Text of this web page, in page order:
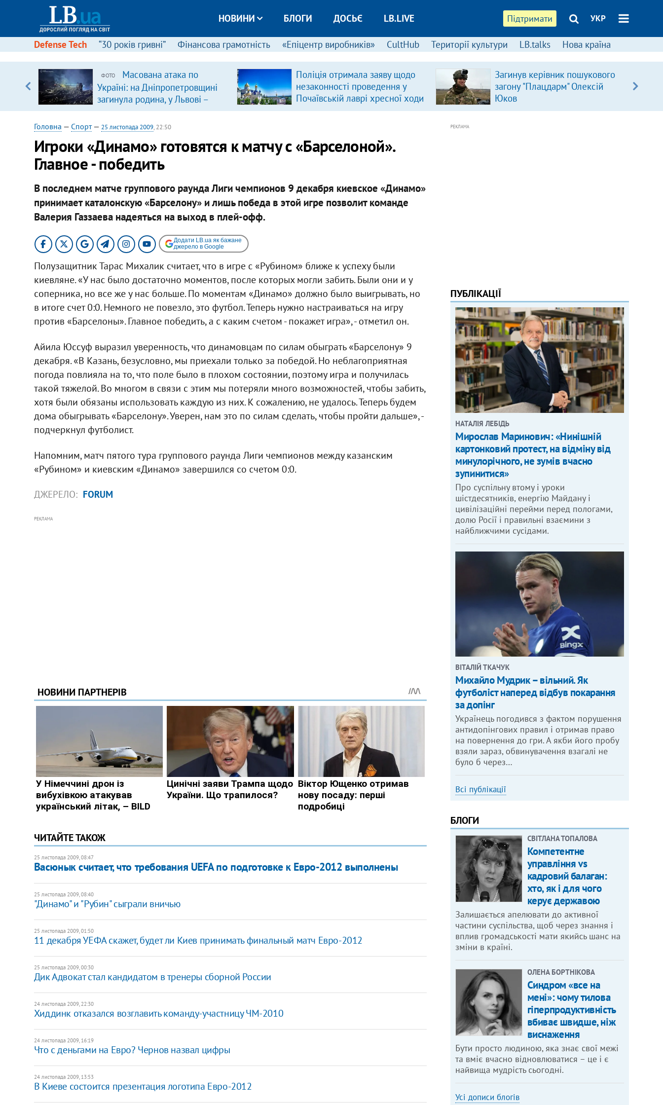
Підтримати УКР
НОВИНИ БЛОГИ ДОСЬЄ LB.LIVE
Defense Tech “30 років гривні” Фінансова грамотність «Епіцентр виробників» CultHub Території культури LB.talks Нова країна
ФОТО
Масована атака по
Україні: на Дніпропетровщині
загинула родина, у Львові –
удар по багатоповерхівках
(доповнюється)
Поліція отримала заяву щодо
незаконності проведення у
Почаївській лаврі хресної ходи
Загинув керівник пошукового
загону "Плацдарм" Олексій
Юков
Головна — Спорт— 25 листопада 2009, 22:50
Игроки «Динамо» готовятся к матчу с «Барселоной».
Главное - победить
В последнем матче группового раунда Лиги чемпионов 9 декабря киевское «Динамо»
принимает каталонскую «Барселону» и лишь победа в этой игре позволит команде
Валерия Газзаева надеяться на выход в плей-офф.
Додати LB.ua як бажане
джерело в Google
Полузащитник Тарас Михалик считает, что в игре с «Рубином» ближе к успеху были
киевляне. «У нас было достаточно моментов, после которых могли забить. Были они и у
соперника, но все же у нас больше. По моментам «Динамо» должно было выигрывать, но
в итоге счет 0:0. Немного не повезло, это футбол. Теперь нужно настраиваться на игру
против «Барселоны». Главное победить, а с каким счетом - покажет игра», - отметил он.
Айила Юссуф выразил уверенность, что динамовцам по силам обыграть «Барселону» 9
декабря. «В Казань, безусловно, мы приехали только за победой. Но неблагоприятная
погода повлияла на то, что поле было в плохом состоянии, поэтому игра и получилась
такой тяжелой. Во многом в связи с этим мы потеряли много возможностей, чтобы забить,
хотя были обязаны использовать каждую из них. К сожалению, не удалось. Теперь будем
дома обыгрывать «Барселону». Уверен, нам это по силам сделать, чтобы пройти дальше», -
подчеркнул футболист.
Напомним, матч пятого тура группового раунда Лиги чемпионов между казанским
«Рубином» и киевским «Динамо» завершился со счетом 0:0.
ДЖЕРЕЛО: FORUM
РЕКЛАМА
ЧИТАЙТЕ ТАКОЖ
25 листопада 2009, 08:47
Васюнык считает, что требования UEFA по подготовке к Евро-2012 выполнены
25 листопада 2009, 08:40
"Динамо" и "Рубин" сыграли вничью
25 листопада 2009, 01:50
11 декабря УЕФА скажет, будет ли Киев принимать финальный матч Евро-2012
25 листопада 2009, 00:30
Дик Адвокат стал кандидатом в тренеры сборной России
24 листопада 2009, 22:30
Хиддинк отказался возглавить команду-участницу ЧМ-2010
24 листопада 2009, 16:19
Что с деньгами на Евро? Чернов назвал цифры
24 листопада 2009, 13:53
В Киеве состоится презентация логотипа Евро-2012
РЕКЛАМА
ПУБЛІКАЦІЇ
НАТАЛІЯ ЛЕБІДЬ
Мирослав Маринович: «Нинішній
картонковий протест, на відміну від
минулорічного, не зумів вчасно
зупинитися»
Про суспільну втому і уроки
шістдесятників, енергію Майдану і
цивілізаційні перейми перед пологами,
долю Росії і правильні взаємини з
найближчими сусідами.
ВІТАЛІЙ ТКАЧУК
Михайло Мудрик – вільний. Як
футболіст наперед відбув покарання
за допінг
Українець погодився з фактом порушення
антидопінгових правил і отримав право
на повернення до гри. А якби його пробу
взяли зараз, обвинувачення взагалі не
було б через…
Всі публікації
БЛОГИ
СВІТЛАНА ТОПАЛОВА
Компетентне
управління vs
кадровий балаган:
хто, як і для чого
керує державою
Залишається апелювати до активної
частини суспільства, щоб через знання і
вплив громадськості мати якийсь шанс на
зміни в країні.
ОЛЕНА БОРТНІКОВА
Синдром «все на
мені»: чому тилова
гіперпродуктивність
вбиває швидше, ніж
виснаження
Бути просто людиною, яка знає свої межі
та вміє вчасно відновлюватися – це і є
найвища мудрість сьогодні.
Усі дописи блогів